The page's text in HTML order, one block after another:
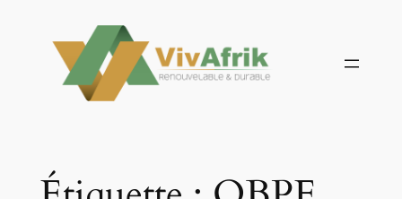
contenu